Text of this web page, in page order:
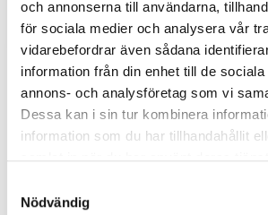
och annonserna till användarna,
för sociala medier och analysera vår
vidarebefordrar även sådana
information från din enhet till de
annons- och analysföretag som vi
Dessa kan i sin tur kombinera
information som du har tillhandahållit
Nödvändig
leverans av trafikservicetjänster i
Föregående 1 … 43 44 45